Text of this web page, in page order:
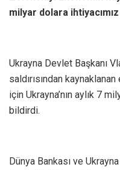
milyar dolara
Ukrayna Devlet Başkanı
saldırısından
için Ukrayna’nın aylık 7
bildirdi.
Dünya Bankası ve